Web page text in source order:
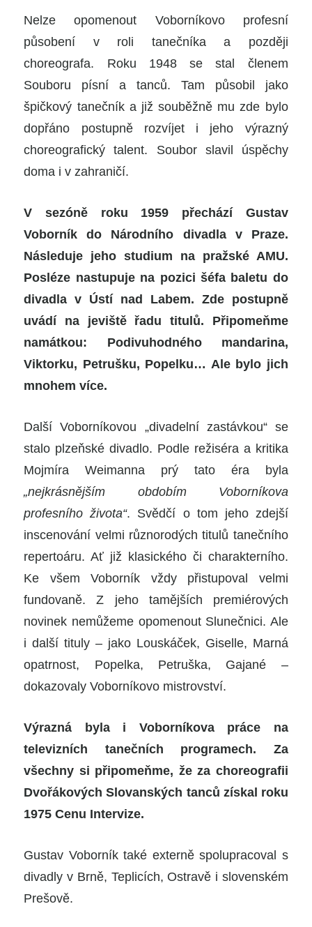
Nelze opomenout Voborníkovo profesní
působení v roli tanečníka a později
choreografa. Roku 1948 se stal členem
Souboru písní a tanců. Tam působil jako
špičkový tanečník a již souběžně mu zde bylo
dopřáno postupně rozvíjet i jeho výrazný
choreografický talent. Soubor slavil úspěchy
doma i v zahraničí.
V sezóně roku 1959 přechází Gustav
Voborník do Národního divadla v Praze.
Následuje jeho studium na pražské AMU.
Posléze nastupuje na pozici šéfa baletu do
divadla v Ústí nad Labem. Zde postupně
uvádí na jeviště řadu titulů. Připomeňme
namátkou: Podivuhodného mandarina,
Viktorku, Petrušku, Popelku… Ale bylo jich
mnohem více.
Další Voborníkovou „divadelní zastávkou“ se
stalo plzeňské divadlo. Podle režiséra a kritika
Mojmíra Weimanna prý tato éra byla
„nejkrásnějším obdobím Voborníkova
profesního života“. Svědčí o tom jeho zdejší
inscenování velmi různorodých titulů tanečního
repertoáru. Ať již klasického či charakterního.
Ke všem Voborník vždy přistupoval velmi
fundovaně. Z jeho tamějších premiérových
novinek nemůžeme opomenout Slunečnici. Ale
i další tituly – jako Louskáček, Giselle, Marná
opatrnost, Popelka, Petruška, Gajané –
dokazovaly Voborníkovo mistrovství.
Výrazná byla i Voborníkova práce na
televizních tanečních programech. Za
všechny si připomeňme, že za choreografii
Dvořákových Slovanských tanců získal roku
1975 Cenu Intervize.
Gustav Voborník také externě spolupracoval s
divadly v Brně, Teplicích, Ostravě i slovenském
Prešově.